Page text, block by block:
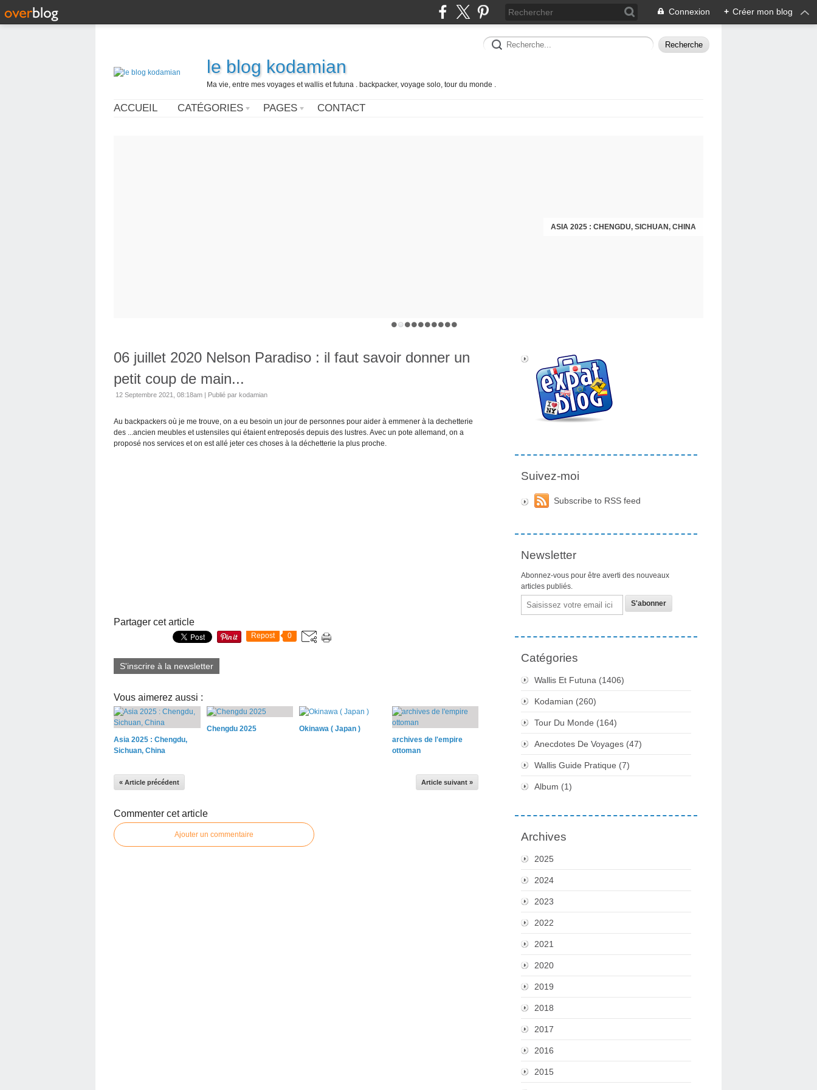
Connexion + Créer mon blog
le blog kodamian
Ma vie, entre mes voyages et wallis et futuna . backpacker, voyage solo, tour du monde .
ACCUEIL CATÉGORIES PAGES CONTACT
ASIA 2025 : CHENGDU, SICHUAN, CHINA
CHENGDU 2025
06 juillet 2020 Nelson Paradiso : il faut savoir donner un
petit coup de main...
12 Septembre 2021, 08:18am | Publié par kodamian
Au backpackers où je me trouve, on a eu besoin un jour de personnes pour aider à emmener à la dechetterie
des ...ancien meubles et ustensiles qui étaient entreposés depuis des lustres. Avec un pote allemand, on a
proposé nos services et on est allé jeter ces choses à la déchetterie la plus proche.
Partager cet article
Repost 0
S'inscrire à la newsletter
Vous aimerez aussi :
Asia 2025 : Chengdu,
Sichuan, China
Chengdu 2025
Okinawa ( Japan )
archives de l'empire
ottoman
« Article précédent Article suivant »
Commenter cet article
Ajouter un commentaire
Suivez-moi
Subscribe to RSS feed
Newsletter
Abonnez-vous pour être averti des nouveaux
articles publiés.
Email
Catégories
Wallis Et Futuna (1406)
Kodamian (260)
Tour Du Monde (164)
Anecdotes De Voyages (47)
Wallis Guide Pratique (7)
Album (1)
Archives
2025
2024
2023
2022
2021
2020
2019
2018
2017
2016
2015